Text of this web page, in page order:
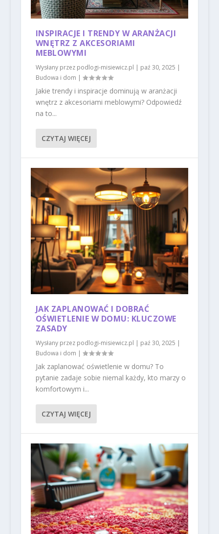
INSPIRACJE I TRENDY W ARANŻACJI
WNĘTRZ Z AKCESORIAMI
MEBLOWYMI
Wysłany przez podlogi-misiewicz.pl | paź 30, 2025 |
Budowa i dom |
Jakie trendy i inspiracje dominują w aranżacji
wnętrz z akcesoriami meblowymi? Odpowiedź
na to...
CZYTAJ WIĘCEJ
JAK ZAPLANOWAĆ I DOBRAĆ
OŚWIETLENIE W DOMU: KLUCZOWE
ZASADY
Wysłany przez podlogi-misiewicz.pl | paź 30, 2025 |
Budowa i dom |
Jak zaplanować oświetlenie w domu? To
pytanie zadaje sobie niemal każdy, kto marzy o
komfortowym i...
CZYTAJ WIĘCEJ